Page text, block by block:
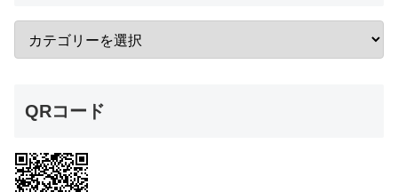
QRコード